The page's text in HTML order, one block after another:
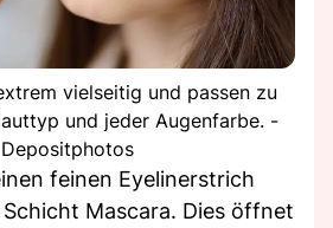
vielseitig und passen zu
und jeder Augenfarbe. -
Depositphotos
feinen Eyelinerstrich
Mascara. Dies öffnet